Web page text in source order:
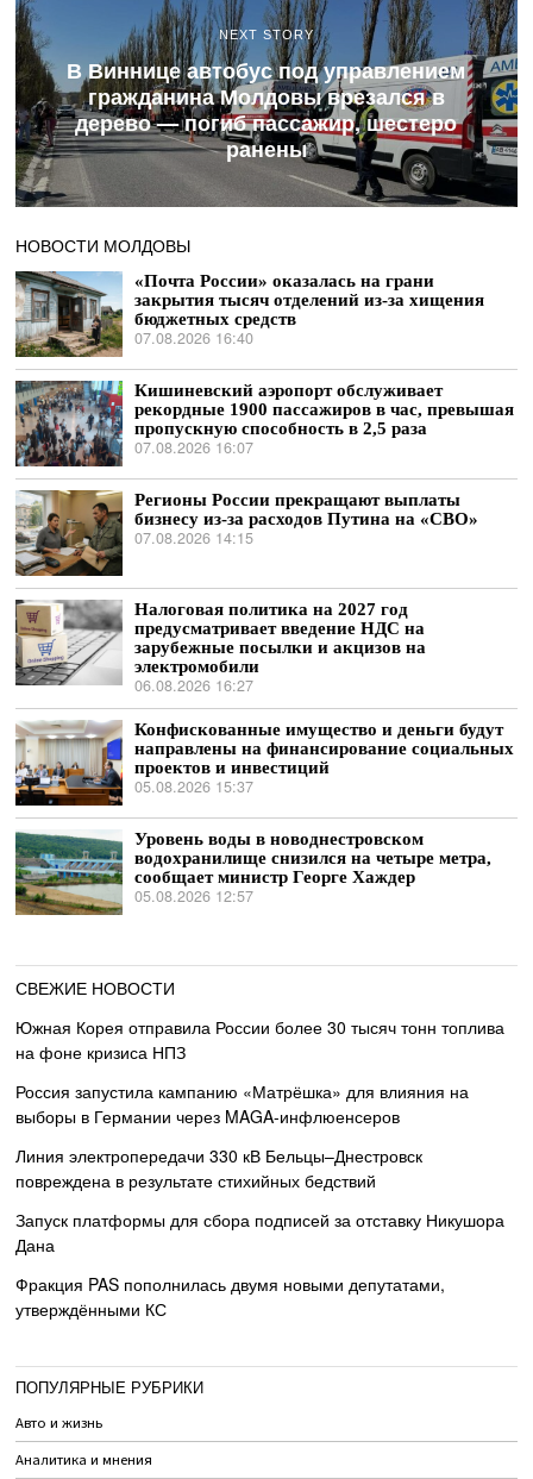
NEXT STORY
В Виннице автобус под управлением
гражданина Молдовы врезался в
дерево — погиб пассажир, шестеро
ранены
НОВОСТИ МОЛДОВЫ
«Почта России» оказалась на грани
закрытия тысяч отделений из-за хищения
бюджетных средств
07.08.2026 16:40
Кишиневский аэропорт обслуживает
рекордные 1900 пассажиров в час, превышая
пропускную способность в 2,5 раза
07.08.2026 16:07
Регионы России прекращают выплаты
бизнесу из-за расходов Путина на «СВО»
07.08.2026 14:15
Налоговая политика на 2027 год
предусматривает введение НДС на
зарубежные посылки и акцизов на
электромобили
06.08.2026 16:27
Конфискованные имущество и деньги будут
направлены на финансирование социальных
проектов и инвестиций
05.08.2026 15:37
Уровень воды в новоднестровском
водохранилище снизился на четыре метра,
сообщает министр Георге Хаждер
05.08.2026 12:57
СВЕЖИЕ НОВОСТИ
Южная Корея отправила России более 30 тысяч тонн топлива
на фоне кризиса НПЗ
Россия запустила кампанию «Матрёшка» для влияния на
выборы в Германии через MAGA-инфлюенсеров
Линия электропередачи 330 кВ Бельцы–Днестровск
повреждена в результате стихийных бедствий
Запуск платформы для сбора подписей за отставку Никушора
Дана
Фракция PAS пополнилась двумя новыми депутатами,
утверждёнными КС
ПОПУЛЯРНЫЕ РУБРИКИ
Авто и жизнь
Аналитика и мнения